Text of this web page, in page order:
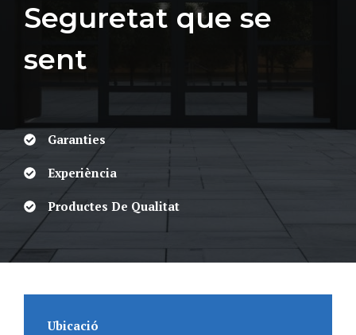
Seguretat que se
sent
Garanties
Experiència
Productes De Qualitat
Ubicació